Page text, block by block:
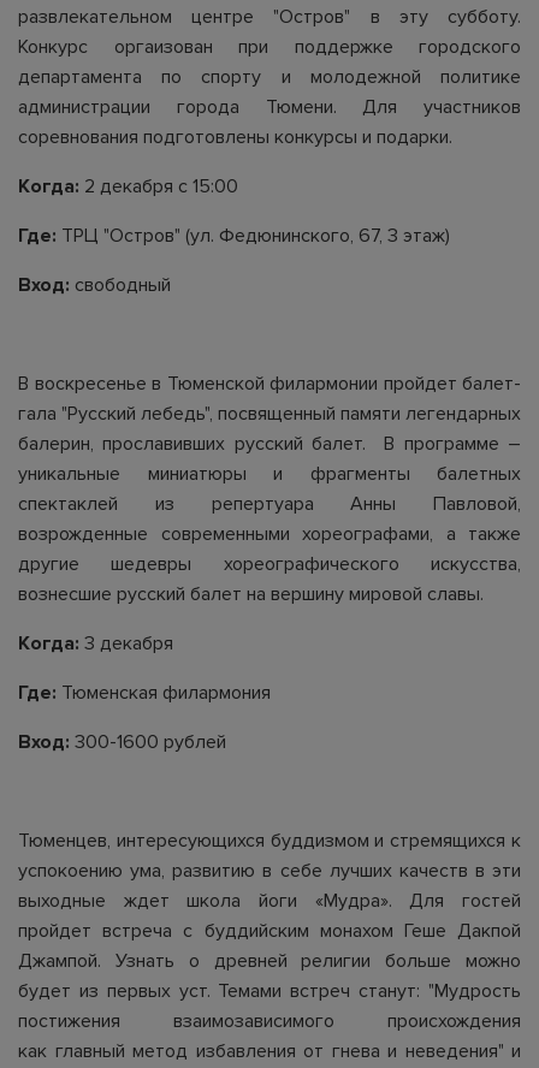
развлекательном центре "Остров" в эту субботу.
Конкурс оргаизован при поддержке городского
департамента по спорту и молодежной политике
администрации города Тюмени. Для участников
соревнования подготовлены конкурсы и подарки.
Когда: 2 декабря с 15:00
Где: ТРЦ "Остров" (ул. Федюнинского, 67, 3 этаж)
Вход: свободный
В воскресенье в Тюменской филармонии пройдет балет-
гала "Русский лебедь", посвященный памяти легендарных
балерин, прославивших русский балет. В программе –
уникальные миниатюры и фрагменты балетных
спектаклей из репертуара Анны Павловой,
возрожденные современными хореографами, а также
другие шедевры хореографического искусства,
вознесшие русский балет на вершину мировой славы.
Когда: 3 декабря
Где: Тюменская филармония
Вход: 300-1600 рублей
Тюменцев, интересующихся буддизмом и стремящихся к
успокоению ума, развитию в себе лучших качеств в эти
выходные ждет школа йоги «Мудра». Для гостей
пройдет встреча с буддийским монахом Геше Дакпой
Джампой. Узнать о древней религии больше можно
будет из первых уст. Темами встреч станут: "Мудрость
постижения взаимозависимого происхождения
как главный метод избавления от гнева и неведения" и